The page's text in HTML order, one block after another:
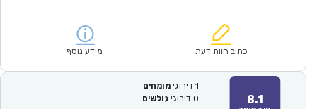
₪166.00.
הוא:
כתוב חוות דעת מידע נוסף
8.1
1 דירוגי מומחים
0 דירוגי גולשים